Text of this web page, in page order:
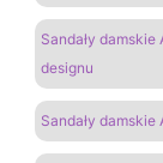
Sandały
designu
Sandały